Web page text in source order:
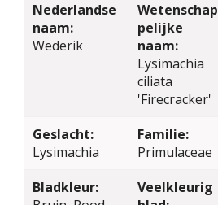
Nederlandse
naam:
Wederik
Wetenschap
pelijke
naam:
Lysimachia
ciliata
'Firecracker'
Geslacht:
Lysimachia
Familie:
Primulaceae
Bladkleur:
Veelkleurig